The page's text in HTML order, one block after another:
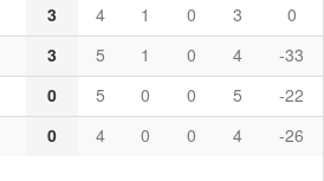
3 4 1 0 3
0
3 5 1 0 4
-33
0 5 0 0 5
-22
0 4 0 0 4 -26